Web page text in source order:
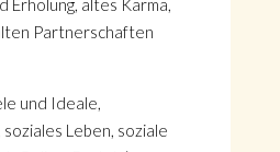
Erholung, altes Karma,
Partnerschaften
und Ideale,
Leben, soziale